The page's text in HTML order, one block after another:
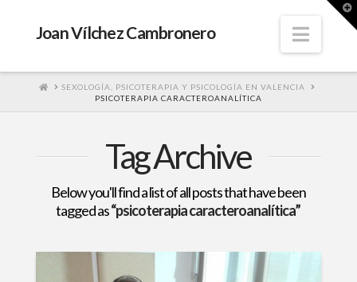
Joan Vílchez Cambronero
HOMESEXOLOGÍA, PSICOTERAPIA Y PSICOLOGÍA EN VALENCIA
PSICOTERAPIA CARACTEROANALÍTICA
Tag Archive
Below you'll find a list of all posts that have been
tagged as“psicoterapia caracteroanalítica”